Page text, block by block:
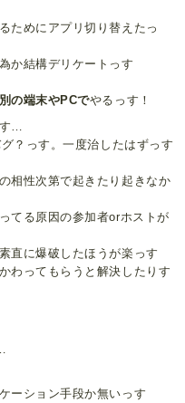
ためにアプリ切り替えたっ
か結構デリケートっす
の端末やPCでやるっす！
す…
？っす。一度治したはずっす
相性次第で起きたり起きなか
てる原因の参加者orホストが
直に爆破したほうが楽っす
わってもらうと解決したりす
ーション手段か無いっす